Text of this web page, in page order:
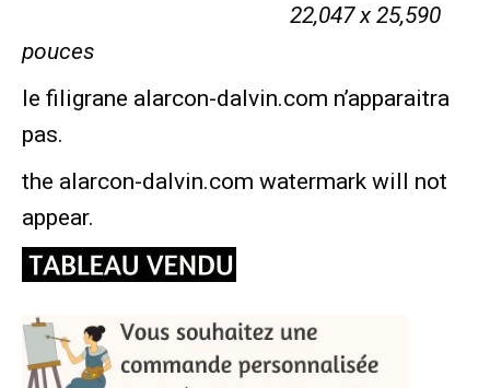
22,047 x 25,590
pouces
le filigrane alarcon-dalvin.com n’apparaitra
pas.
the alarcon-dalvin.com watermark will not
appear.